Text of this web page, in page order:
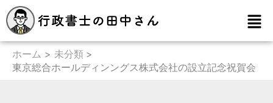
容
を
メ
ニ
ュ
ホーム
未分類
東京総合ホールディンングス株式会社の設立記念祝賀会